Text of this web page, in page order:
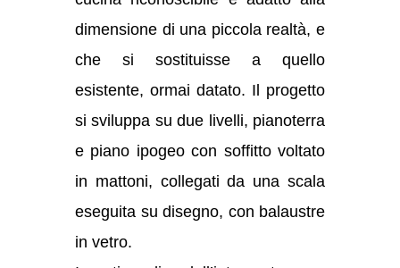
dimensione di una piccola realtà, e
che si sostituisse a quello
esistente, ormai datato. Il progetto
si sviluppa su due livelli, pianoterra
e piano ipogeo con soffitto voltato
in mattoni, collegati da una scala
eseguita su disegno, con balaustre
in vetro.